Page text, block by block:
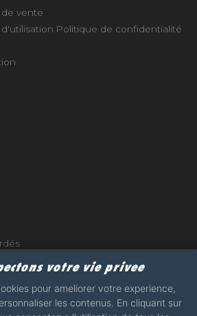
vente
Politique de confidentialité
votre vie privee
pour ameliorer votre experience,
les contenus. En cliquant sur